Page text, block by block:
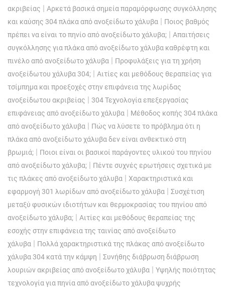
ακριβείας | Αρκετά βασικά σημεία παραμόρφωσης συγκόλλησης
και καύσης 304 πλάκα από ανοξείδωτο χάλυβα | Ποιος βαθμός
πρέπει να είναι το πηνίο από ανοξείδωτο χάλυβα; | Απαιτήσεις
συγκόλλησης για πλάκα από ανοξείδωτο χάλυβα καθρέφτη και
πινέλο από ανοξείδωτο χάλυβα | Προφυλάξεις για τη χρήση
ανοξείδωτου χάλυβα 304; | Αιτίες και μεθόδους θεραπείας για
τσίμπημα και προεξοχές στην επιφάνεια της λωρίδας
ανοξείδωτου ακριβείας | 304 Τεχνολογία επεξεργασίας
επιφάνειας από ανοξείδωτο χάλυβα | Μέθοδος κοπής 304 πλάκα
από ανοξείδωτο χάλυβα | Πώς να λύσετε το πρόβλημα ότι η
πλάκα από ανοξείδωτο χάλυβα δεν είναι ανθεκτικό στη
βρωμιά; | Ποιοι είναι οι βασικοί παράγοντες υλικού του πηνίου
από ανοξείδωτο χάλυβα; | Πέντε συχνές ερωτήσεις σχετικά με
τις πλάκες από ανοξείδωτο χάλυβα | Χαρακτηριστικά και
εφαρμογή 301 λωρίδων από ανοξείδωτο χάλυβα | Συσχέτιση
μεταξύ φυσικών ιδιοτήτων και θερμοκρασίας του πηνίου από
ανοξείδωτο χάλυβα; | Αιτίες και μεθόδους θεραπείας της
εσοχής στην επιφάνεια της ταινίας από ανοξείδωτο
χάλυβα | Πολλά χαρακτηριστικά της πλάκας από ανοξείδωτο
χάλυβα 304 κατά την κάμψη | Συνήθης διάβρωση διάβρωση
λουριών ακριβείας από ανοξείδωτο χάλυβα | Υψηλής ποιότητας
τεχνολογία για πηνία από ανοξείδωτο χάλυβα ψυχρής